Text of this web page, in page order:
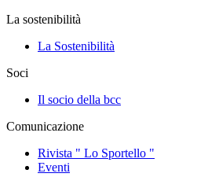
La sostenibilità
La Sostenibilità
Soci
Il socio della bcc
Comunicazione
Rivista " Lo Sportello "
Eventi